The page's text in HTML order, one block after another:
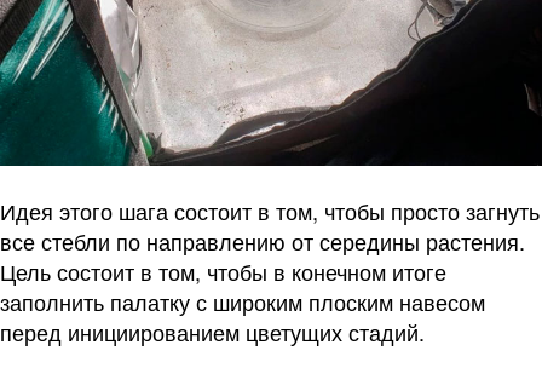
Идея этого шага состоит в том, чтобы просто загнуть
все стебли по направлению от середины растения.
Цель состоит в том, чтобы в конечном итоге
заполнить палатку с широким плоским навесом
перед инициированием цветущих стадий.